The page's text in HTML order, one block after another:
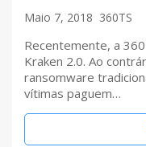
Maio 7, 2018 360TS
Recentemente, a
Kraken 2.0. Ao
ransomware
vítimas paguem…